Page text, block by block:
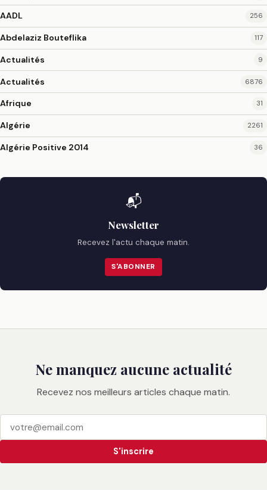
AADL 256
Abdelaziz Bouteflika 117
Actualités 9
Actualités 6876
Afrique 31
Algérie 2261
Algérie Positive 2014 36
📬
Newsletter
Recevez l'actu chaque matin.
S'ABONNER
Ne manquez aucune actualité
Recevez nos meilleurs articles chaque matin.
S'inscrire